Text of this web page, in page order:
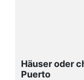
Häuser oder
Puerto